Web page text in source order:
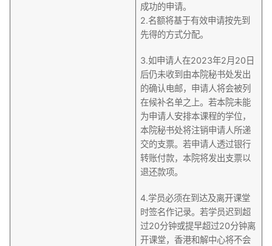
成功的申请。
2.名额将基于有效申请按先到
先得的方式分配。
3.如申请人在2023年2月20日
后仍未收到由本院秘书处发出
的确认电邮，申请人将会被列
在候补名单之上。若本院未能
为申请人安排本课程的学位，
本院秘书处将注销申请人所递
交的支票。若申请人透过银行
转账付款，本院将发出支票以
退还款项。
4.学员必须在到达及离开课堂
时签名作记录。若学员迟到超
过20分钟或提早超过20分钟离
开课堂，香港和解中心将不会